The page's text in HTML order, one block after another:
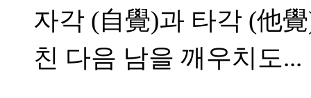
자각 (自覺)과 타각 (他
친 다음 남을 깨우치도...